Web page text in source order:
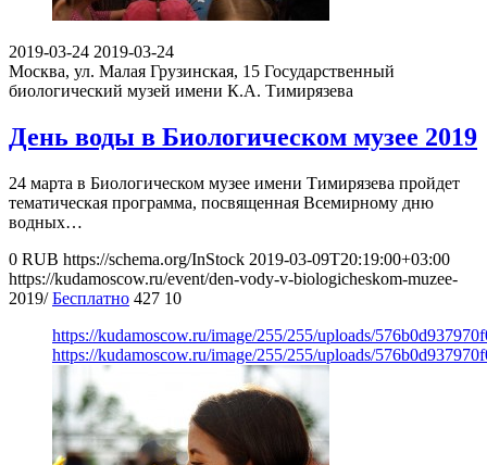
2019-03-24 2019-03-24
Москва, ул. Малая Грузинская, 15 Государственный
биологический музей имени К.А. Тимирязева
День воды в Биологическом музее 2019
24 марта в Биологическом музее имени Тимирязева пройдет
тематическая программа, посвященная Всемирному дню
водных…
0 RUB https://schema.org/InStock 2019-03-09T20:19:00+03:00
https://kudamoscow.ru/event/den-vody-v-biologicheskom-muzee-
2019/ Бесплатно 427 10
https://kudamoscow.ru/image/255/255/uploads/
https://kudamoscow.ru/image/255/255/uploads/